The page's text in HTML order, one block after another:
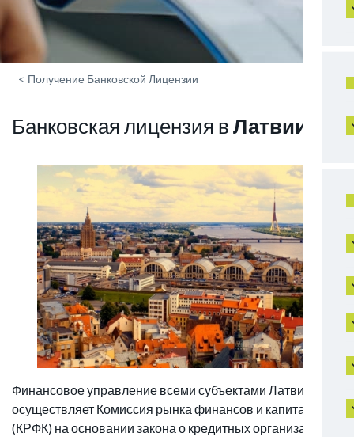
< Получение Банковской Лицензии
Банковская лицензия вЛатвии
Финансовое управление всеми субъектами Латвии
осуществляет Комиссия рынка финансов и капитала
(КРФК) на основании закона о кредитных организациях,